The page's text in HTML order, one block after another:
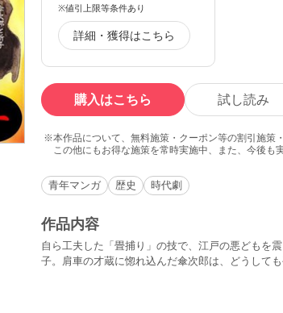
※値引上限等条件あり
詳細・獲得はこちら
購入はこちら 試し読み
本作品について、無料施策・クーポン等の割引施策
この他にもお得な施策を常時実施中、また、今後も
青年マンガ 歴史 時代劇
作品内容
自ら工夫した「畳捕り」の技で、江戸の悪どもを
子。肩車の才蔵に惚れ込んだ傘次郎は、どうして